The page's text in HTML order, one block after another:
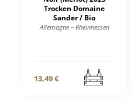
Trocken Domaine
Sander / Bio
Allemagne – Rheinhessen
13,49 €